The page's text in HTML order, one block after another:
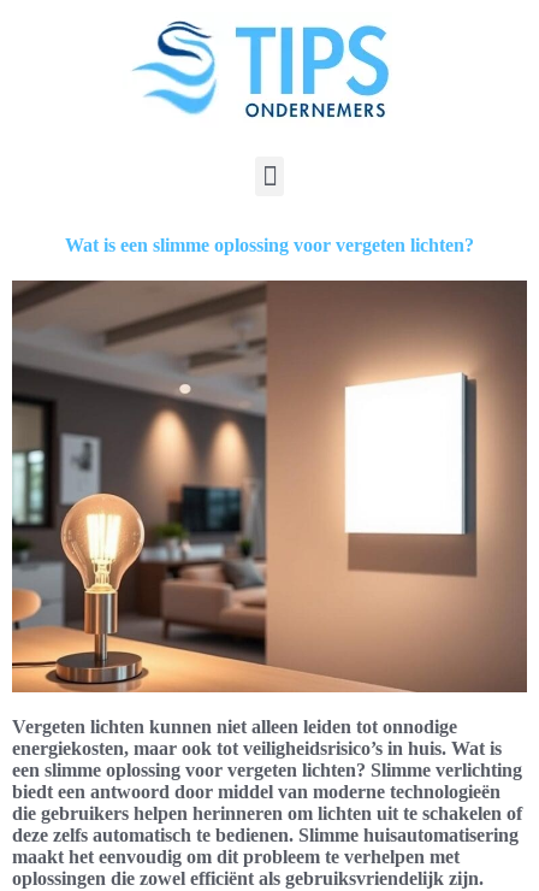
Wat is een slimme oplossing voor vergeten lichten?
Vergeten lichten kunnen niet alleen leiden tot onnodige
energiekosten, maar ook tot veiligheidsrisico’s in huis. Wat is
een slimme oplossing voor vergeten lichten? Slimme verlichting
biedt een antwoord door middel van moderne technologieën
die gebruikers helpen herinneren om lichten uit te schakelen of
deze zelfs automatisch te bedienen. Slimme huisautomatisering
maakt het eenvoudig om dit probleem te verhelpen met
oplossingen die zowel efficiënt als gebruiksvriendelijk zijn.